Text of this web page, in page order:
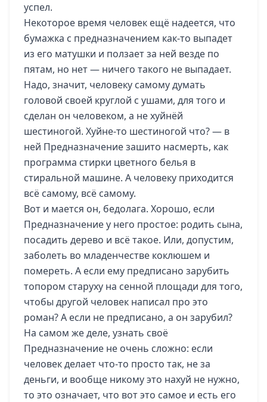
успел.
Некоторое время человек ещё надеется, что
бумажка с предназначением как-то выпадет
из его матушки и ползает за ней везде по
пятам, но нет — ничего такого не выпадает.
Надо, значит, человеку самому думать
головой своей круглой с ушами, для того и
сделан он человеком, а не хуйнёй
шестиногой. Хуйне-то шестиногой что? — в
ней Предназначение зашито насмерть, как
программа стирки цветного белья в
стиральной машине. А человеку приходится
всё самому, всё самому.
Вот и мается он, бедолага. Хорошо, если
Предназначение у него простое: родить сына,
посадить дерево и всё такое. Или, допустим,
заболеть во младенчестве коклюшем и
помереть. А если ему предписано зарубить
топором старуху на сенной площади для того,
чтобы другой человек написал про это
роман? А если не предписано, а он зарубил?
На самом же деле, узнать своё
Предназначение не очень сложно: если
человек делает что-то просто так, не за
деньги, и вообще никому это нахуй не нужно,
то это означает, что вот это самое и есть его